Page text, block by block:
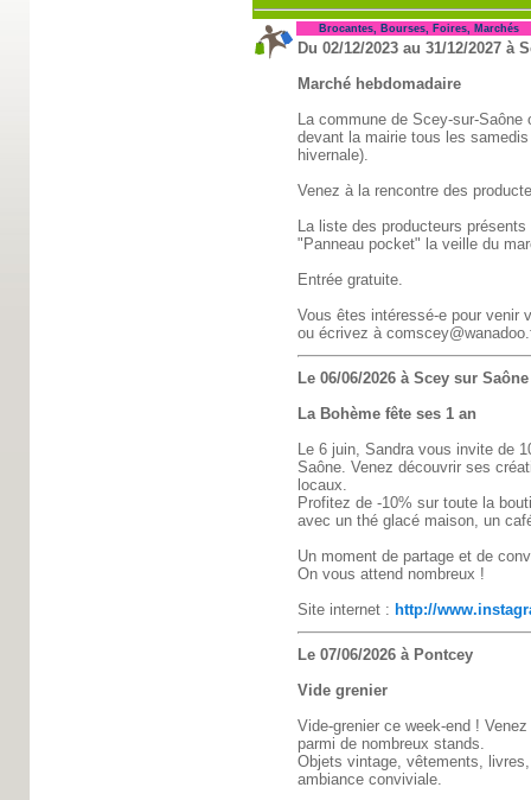
Brocantes, Bourses, Foires, Marchés
Du 02/12/2023 au 31/12/2027 à
Marché hebdomadaire
La commune de Scey-sur-
devant la mairie tous les
hivernale).
Venez à la rencontre des
La liste des producteurs
"Panneau pocket" la veille du
Entrée gratuite.
Vous êtes intéressé-e pour venir
ou écrivez à
Le 06/06/2026 à Scey sur
La Bohème fête ses 1 an
Le 6 juin, Sandra vous invite de
Saône. Venez découvrir ses
locaux.
Profitez de -10% sur toute la
avec un thé glacé maison, un
Un moment de partage et de
On vous attend nombreux !
Site internet : http://
Le 07/06/2026 à Pontcey
Vide grenier
Vide-grenier ce week-end !
parmi de nombreux stands.
Objets vintage, vêtements,
ambiance conviviale.